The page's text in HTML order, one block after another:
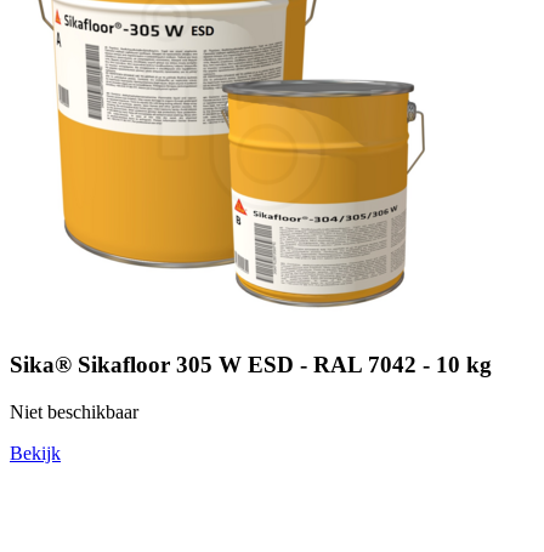
Sika® Sikafloor 305 W ESD - RAL 7042 - 10 kg
Niet beschikbaar
Bekijk